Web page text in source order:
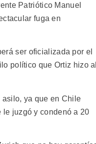
Patriótico Manuel
fuga en
ser oficializada por el
político que Ortiz hizo
ya que en Chile
le juzgó y condenó a 20